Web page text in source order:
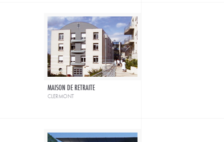
MAISON DE RETRAITE
clermont